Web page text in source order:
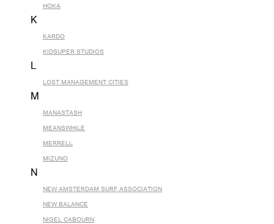
HOKA
K
KARDO
KIDSUPER STUDIOS
L
LOST MANAGEMENT CITIES
M
MANASTASH
MEANSWHILE
MERRELL
MIZUNO
N
NEW AMSTERDAM SURF ASSOCIATION
NEW BALANCE
NIGEL CABOURN